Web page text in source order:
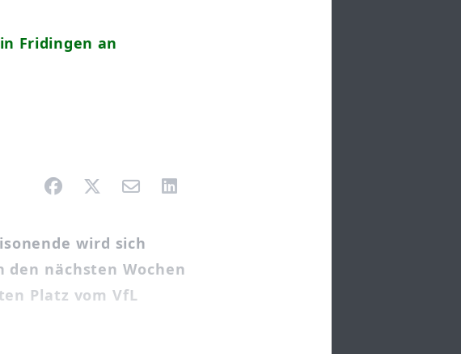
Fridingen an
wird sich
den nächsten Wochen
Platz vom VfL